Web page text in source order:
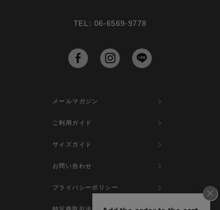
TEL: 06-6569-9778
メールマガジン
ご利用ガイド
サイズガイド
お問い合わせ
プライバシーポリシー